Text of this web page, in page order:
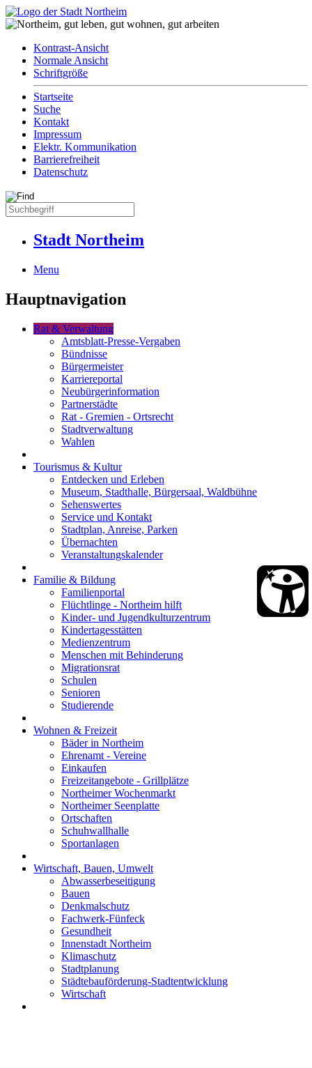
Kontrast-Ansicht
Normale Ansicht
Schriftgröße
Startseite
Suche
Kontakt
Impressum
Elektr. Kommunikation
Barrierefreiheit
Datenschutz
Stadt Northeim
Menu
Hauptnavigation
Rat & Verwaltung
Amtsblatt-Presse-Vergaben
Bündnisse
Bürgermeister
Karriereportal
Neubürgerinformation
Partnerstädte
Rat - Gremien - Ortsrecht
Stadtverwaltung
Wahlen
Tourismus & Kultur
Entdecken und Erleben
Museum, Stadthalle, Bürgersaal, Waldbühne
Sehenswertes
Service und Kontakt
Stadtplan, Anreise, Parken
Übernachten
Veranstaltungskalender
Familie & Bildung
Familienportal
Flüchtlinge - Northeim hilft
Kinder- und Jugendkulturzentrum
Kindertagesstätten
Medienzentrum
Menschen mit Behinderung
Migrationsrat
Schulen
Senioren
Studierende
Wohnen & Freizeit
Bäder in Northeim
Ehrenamt - Vereine
Einkaufen
Freizeitangebote - Grillplätze
Northeimer Wochenmarkt
Northeimer Seenplatte
Ortschaften
Schuhwallhalle
Sportanlagen
Wirtschaft, Bauen, Umwelt
Abwasserbeseitigung
Bauen
Denkmalschutz
Fachwerk-Fünfeck
Gesundheit
Innenstadt Northeim
Klimaschutz
Stadtplanung
Städtebauförderung-Stadtentwicklung
Wirtschaft